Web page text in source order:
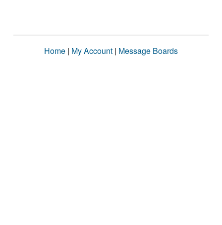
Home | My Account | Message Boards